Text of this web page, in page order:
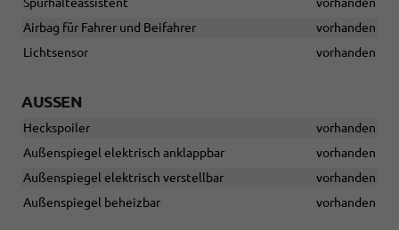
Spurhalteassistent
vorhanden
Airbag für Fahrer und Beifahrer
vorhanden
Lichtsensor
vorhanden
AUSSEN
Heckspoiler
vorhanden
Außenspiegel elektrisch anklappbar
vorhanden
Außenspiegel elektrisch verstellbar
vorhanden
Außenspiegel beheizbar
vorhanden